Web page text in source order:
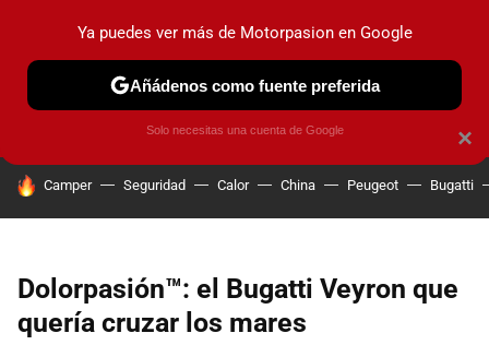
PRUEBAS COCHES ELÉCTRICOS OBSERVATORIO
HOY SE HABLA DE
Camper Seguridad Calor China Peugeot Bugatti
Dolorpasión™: el Bugatti Veyron que
quería cruzar los mares
×
Ya puedes ver más de Motorpasion en Google
Añádenos como fuente preferida
Solo necesitas una cuenta de Google